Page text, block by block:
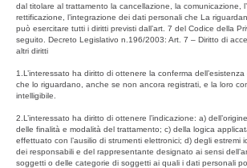
dal titolare al trattamento la cancellazione, la comunicazione,
rettificazione, l’integrazione dei dati personali che La
può esercitare tutti i diritti previsti dall’art. 7 del Codice della
seguito. Decreto Legislativo n.196/2003: Art. 7 – Diritto di
altri diritti
1.L’interessato ha diritto di ottenere la conferma
che lo riguardano, anche se non ancora registrati, e la loro
intelligibile.
2.L’interessato ha diritto di ottenere l’indicazione: a)
delle finalità e modalità del trattamento; c) della logica
effettuato con l’ausilio di strumenti elettronici; d) degli estremi
dei responsabili e del rappresentante designato ai sensi
soggetti o delle categorie di soggetti ai quali i dati personali